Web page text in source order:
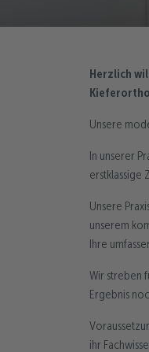
Herzlich
Unsere
In unserer
erstklassige
Unsere
unserem
Ihre
Wir streben
Ergebnis
ihr